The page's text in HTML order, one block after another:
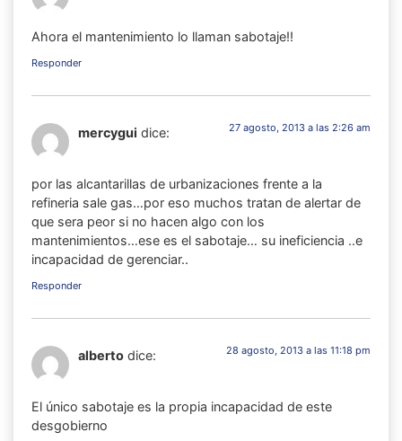
Ahora el mantenimiento lo llaman sabotaje!!
Responder
mercygui dice: 27 agosto, 2013 a las 2:26 am
por las alcantarillas de urbanizaciones frente a la
refineria sale gas…por eso muchos tratan de alertar de
que sera peor si no hacen algo con los
mantenimientos…ese es el sabotaje… su ineficiencia ..e
incapacidad de gerenciar..
Responder
alberto dice: 28 agosto, 2013 a las 11:18 pm
El único sabotaje es la propia incapacidad de este
desgobierno